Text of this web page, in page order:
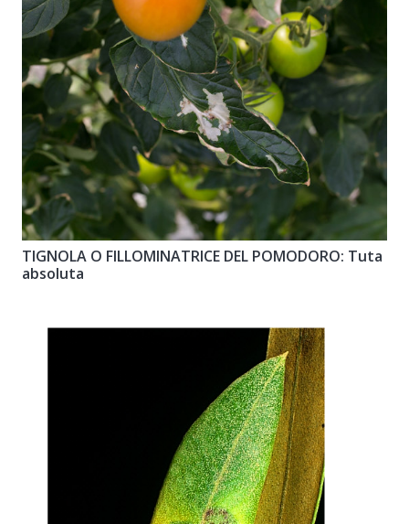
TIGNOLA O FILLOMINATRICE DEL POMODORO: Tuta
absoluta